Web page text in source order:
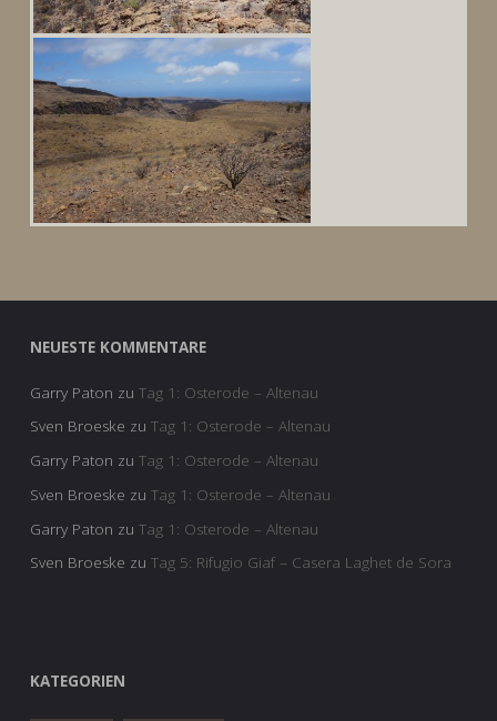
NEUESTE KOMMENTARE
Garry Paton zu Tag 1: Osterode – Altenau
Sven Broeske zu Tag 1: Osterode – Altenau
Garry Paton zu Tag 1: Osterode – Altenau
Sven Broeske zu Tag 1: Osterode – Altenau
Garry Paton zu Tag 1: Osterode – Altenau
Sven Broeske zu Tag 5: Rifugio Giaf – Casera Laghet de Sora
KATEGORIEN